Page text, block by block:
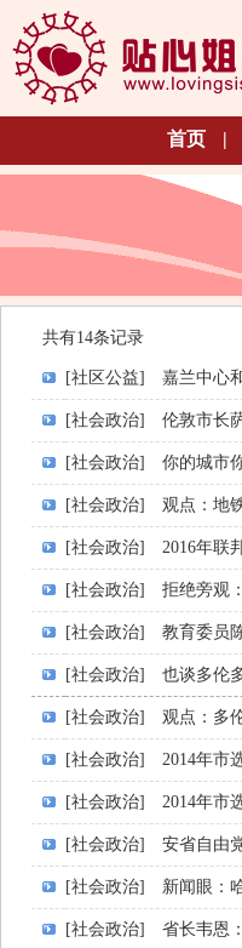
首页 |
共有14条记录
[社区公益] 嘉兰中心
[社会政治] 伦敦市长
[社会政治] 你的城市
[社会政治] 观点：地
[社会政治] 2016年联
[社会政治] 拒绝旁观
[社会政治] 教育委员
[社会政治] 也谈多伦
[社会政治] 观点：多
[社会政治] 2014年市
[社会政治] 2014年市
[社会政治] 安省自由
[社会政治] 新闻眼：
[社会政治] 省长韦恩